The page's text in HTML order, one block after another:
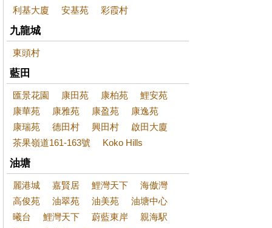
利基大廈 安基苑 彩霞村
九龍城
東頭村
藍田
匯景花園 康田苑 康柏苑
鯉安苑
康華苑
康雅苑 康盈苑
康逸苑
康瑞苑
德田村 興田村
啟田大廈
茶果嶺道161-163號
Koko Hills
油塘
麗港城 嘉賢居 鯉灣天下
海傲灣
高俊苑
油翠苑 油美苑
油塘中心
曦台
鯉灣天下 蔚藍東岸
親海駅